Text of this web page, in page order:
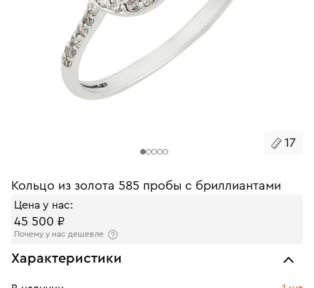
17
Кольцо из золота 585 пробы с бриллиантами
Цена у нас:
45 500 ₽
Почему у нас дешевле
Характеристики